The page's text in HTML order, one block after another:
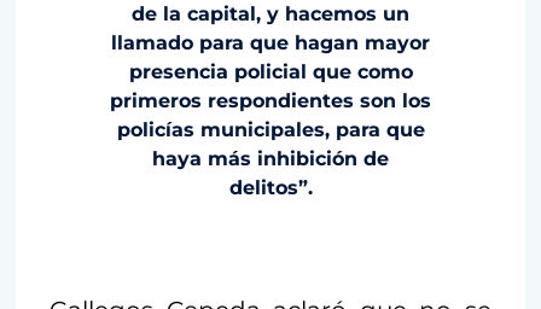
de la capital, y hacemos un
llamado para que hagan mayor
presencia policial que como
primeros respondientes son los
policías municipales, para que
haya más inhibición de
delitos”.